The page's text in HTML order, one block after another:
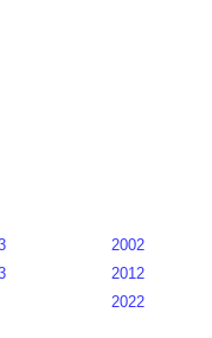
2002
2012
2022